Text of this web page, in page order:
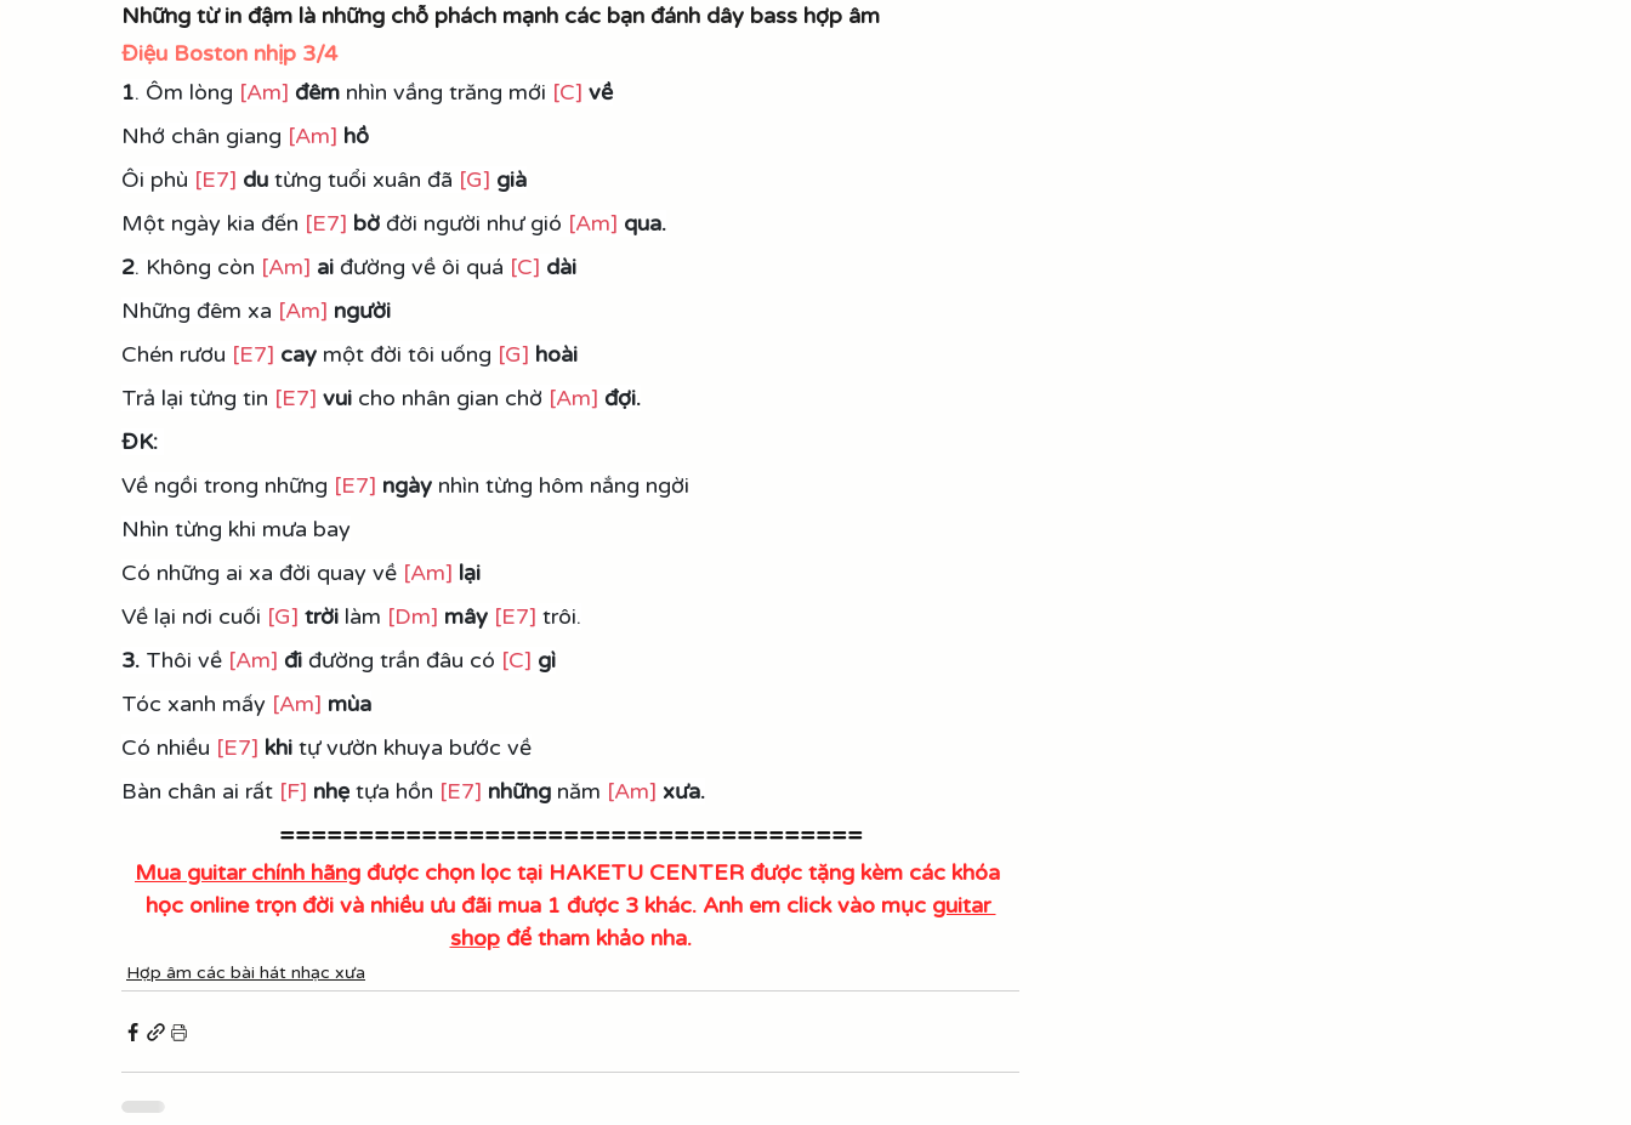
Hợp âm Nhạc Hoa lời Việt Hợp âm các bài hát Bolero
Những từ in đậm là những chỗ phách mạnh các bạn đánh dây bass hợp âm
Điệu Boston nhịp 3/4
1. Ôm lòng [Am] đêm nhìn vầng trăng mới [C] về
Nhớ chân giang [Am] hồ
Ôi phù [E7] du từng tuổi xuân đã [G] già
Một ngày kia đến [E7] bờ đời người như gió [Am] qua.
2. Không còn [Am] ai đường về ôi quá [C] dài
Những đêm xa [Am] người
Chén rươu [E7] cay một đời tôi uống [G] hoài
Trả lại từng tin [E7] vui cho nhân gian chờ [Am] đợi.
ĐK:
Về ngồi trong những [E7] ngày nhìn từng hôm nắng ngời
Nhìn từng khi mưa bay
Có những ai xa đời quay về [Am] lại
Về lại nơi cuối [G] trời làm [Dm] mây [E7] trôi.
3. Thôi về [Am] đi đường trần đâu có [C] gì
Tóc xanh mấy [Am] mùa
Có nhiều [E7] khi tự vườn khuya bước về
Bàn chân ai rất [F] nhẹ tựa hồn [E7] những năm [Am] xưa.
=====================================
Mua guitar chính hãng được chọn lọc tại HAKETU CENTER được tặng kèm các khóa
học online trọn đời và nhiều ưu đãi mua 1 được 3 khác. Anh em click vào mục guitar
shop để tham khảo nha.
Hợp âm các bài hát nhạc xưa